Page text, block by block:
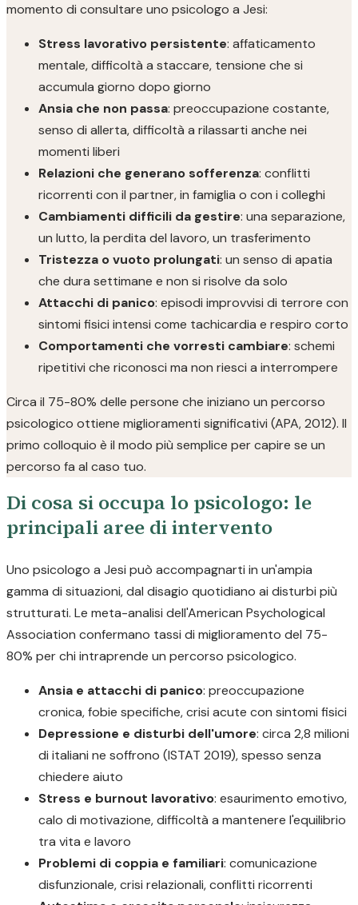
momento di consultare uno psicologo a Jesi:
Stress lavorativo persistente: affaticamento
mentale, difficoltà a staccare, tensione che si
accumula giorno dopo giorno
Ansia che non passa: preoccupazione costante,
senso di allerta, difficoltà a rilassarti anche nei
momenti liberi
Relazioni che generano sofferenza: conflitti
ricorrenti con il partner, in famiglia o con i colleghi
Cambiamenti difficili da gestire: una separazione,
un lutto, la perdita del lavoro, un trasferimento
Tristezza o vuoto prolungati: un senso di apatia
che dura settimane e non si risolve da solo
Attacchi di panico: episodi improvvisi di terrore con
sintomi fisici intensi come tachicardia e respiro corto
Comportamenti che vorresti cambiare: schemi
ripetitivi che riconosci ma non riesci a interrompere
Circa il 75-80% delle persone che iniziano un percorso
psicologico ottiene miglioramenti significativi (APA, 2012). Il
primo colloquio è il modo più semplice per capire se un
percorso fa al caso tuo.
Di cosa si occupa lo psicologo: le
principali aree di intervento
Uno psicologo a Jesi può accompagnarti in un'ampia
gamma di situazioni, dal disagio quotidiano ai disturbi più
strutturati. Le meta-analisi dell'American Psychological
Association confermano tassi di miglioramento del 75-
80% per chi intraprende un percorso psicologico.
Ansia e attacchi di panico: preoccupazione
cronica, fobie specifiche, crisi acute con sintomi fisici
Depressione e disturbi dell'umore: circa 2,8 milioni
di italiani ne soffrono (ISTAT 2019), spesso senza
chiedere aiuto
Stress e burnout lavorativo: esaurimento emotivo,
calo di motivazione, difficoltà a mantenere l'equilibrio
tra vita e lavoro
Problemi di coppia e familiari: comunicazione
disfunzionale, crisi relazionali, conflitti ricorrenti